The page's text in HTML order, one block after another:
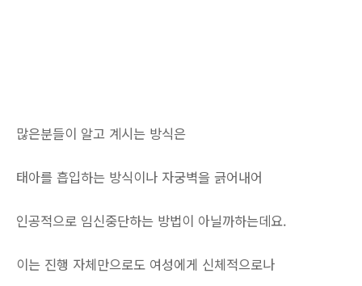
많은분들이 알고 계시는 방식은
태아를 흡입하는 방식이나 자궁벽을 긁어내어
인공적으로 임신중단하는 방법이 아닐까하는데요.
이는 진행 자체만으로도 여성에게 신체적으로나